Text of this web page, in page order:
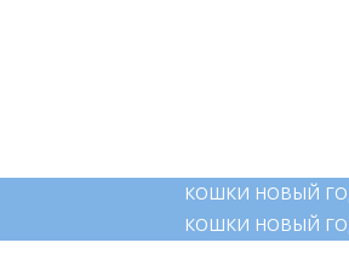
КОШКИ НОВЫЙ
КОШКИ НОВЫЙ